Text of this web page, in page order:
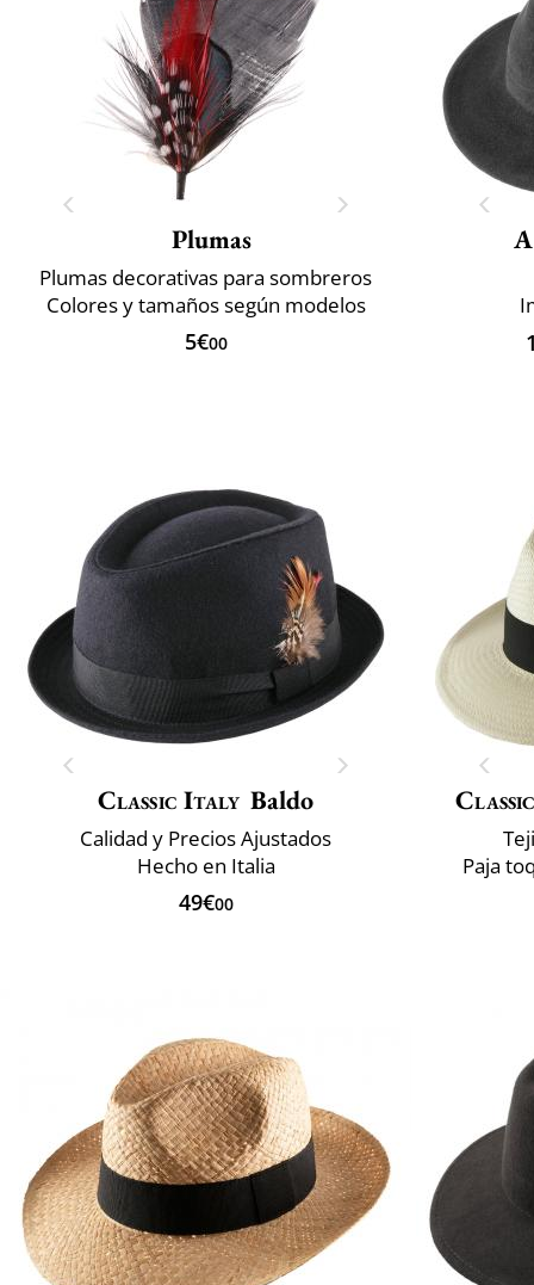
Plumas
Plumas decorativas para sombreros
Colores y tamaños según modelos
5€00
Classic Italy Baldo
Calidad y Precios Ajustados
Hecho en Italia
49€00
Paja